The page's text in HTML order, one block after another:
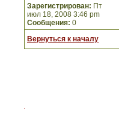
Зарегистрирован: Пт
июл 18, 2008 3:46 pm
Сообщения: 0
Вернуться к началу